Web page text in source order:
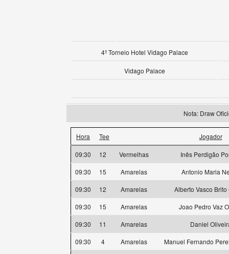
4º Torneio Hotel Vidago Palace
Vidago Palace
Nota: Draw
Hora Tee Jogador
09:30 12 Vermelhas
Inês Perdigão
09:30
15 Amarelas
Antonio Maria
09:30
12 Amarelas
Alberto Vasco Brito
09:30
15 Amarelas
Joao Pedro Vaz
09:30
11 Amarelas
Daniel
09:30
4 Amarelas
Manuel Fernando